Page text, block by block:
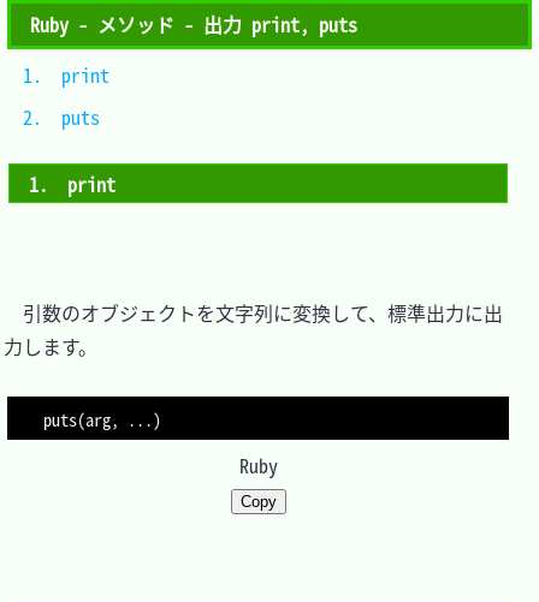
Ruby - メソッド - 出力 print, puts
1.　print
引数のオブジェクトを文字列に変換して、標準出力に出
力します。
puts(arg, ...)
Ruby
Copy